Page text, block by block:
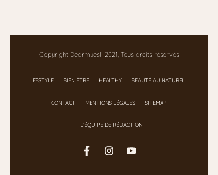
Copyright Dearmuesli 2021, Tous droits réservés
LIFESTYLE BIEN ÊTRE HEALTHY BEAUTÉ AU NATUREL
CONTACT MENTIONS LÉGALES SITEMAP
L’ÉQUIPE DE RÉDACTION